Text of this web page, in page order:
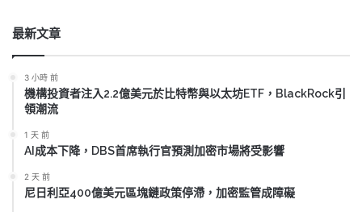
最新文章
3 小時 前
機構投資者注入2.2億美元於比特幣與以太坊ETF，BlackRock引
領潮流
1 天 前
AI成本下降，DBS首席執行官預測加密市場將受影響
2 天 前
尼日利亞400億美元區塊鏈政策停滯，加密監管成障礙